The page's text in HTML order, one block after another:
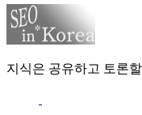
지식은 공유하고 토론